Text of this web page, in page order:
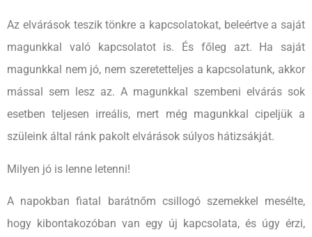
Az elvárások teszik tönkre a kapcsolatokat, beleértve a saját
magunkkal való kapcsolatot is. És főleg azt. Ha saját
magunkkal nem jó, nem szeretetteljes a kapcsolatunk, akkor
mással sem lesz az. A magunkkal szembeni elvárás sok
esetben teljesen irreális, mert még magunkkal cipeljük a
szüleink által ránk pakolt elvárások súlyos hátizsákját.
Milyen jó is lenne letenni!
A napokban fiatal barátnőm csillogó szemekkel mesélte,
hogy kibontakozóban van egy új kapcsolata, és úgy érzi,